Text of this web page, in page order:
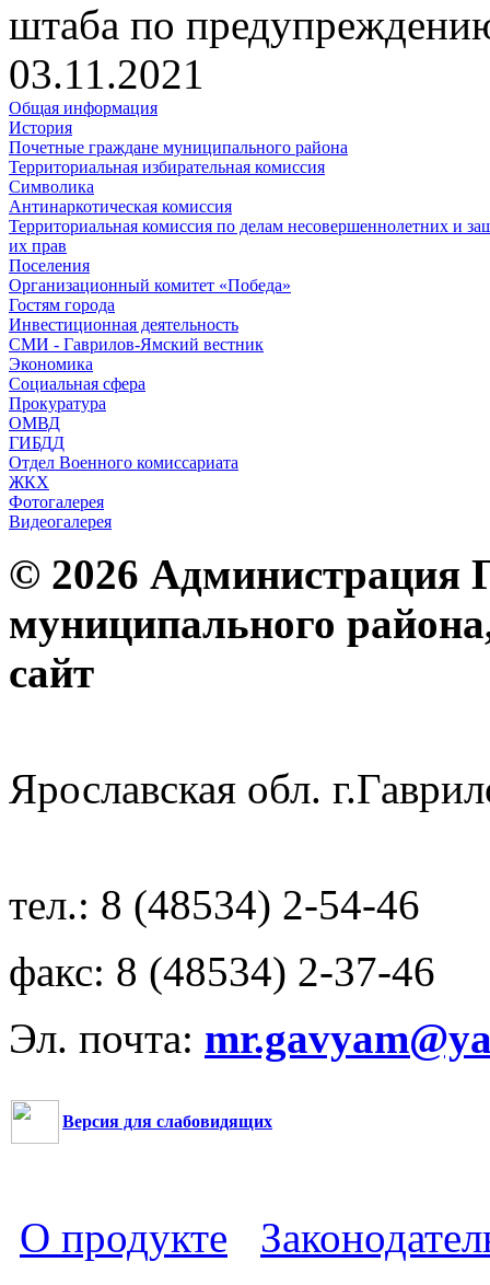
штаба по
03.11.2021
Общая информация
История
Почетные граждане муниципального района
Территориальная избирательная комиссия
Символика
Антинаркотическая комиссия
Территориальная комиссия по делам несовершеннолетних и
их прав
Поселения
Организационный комитет «Победа»
Гостям города
Инвестиционная деятельность
СМИ - Гаврилов-Ямский вестник
Экономика
Социальная сфера
Прокуратура
ОМВД
ГИБДД
Отдел Военного комиссариата
ЖКХ
Фотогалерея
Видеогалерея
© 2026 Администрация
муниципального
Ярославская обл.
тел.: 8 (48534) 2-54-46
факс: 8 (48534) 2-37-46
Эл. почта:
Версия для слабовидящих
О продукте